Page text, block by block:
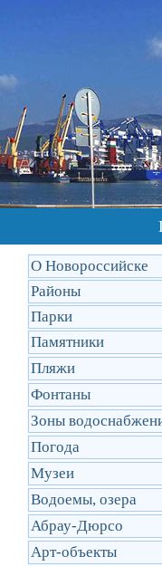
О Новороссийске
Районы
Парки
Памятники
Пляжи
Фонтаны
Зоны
Погода
Музеи
Водоемы, озера
Абрау-Дюрсо
Арт-объекты